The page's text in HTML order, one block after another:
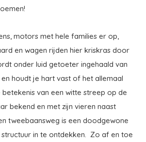
motors met hele families er op,
en wagen rijden hier kriskras door
onder luid getoeter ingehaald van
en houdt je hart vast of het allemaal
van een witte streep op de
bekend en met zijn vieren naast
tweebaansweg is een doodgewone
in te ontdekken. Zo af en toe